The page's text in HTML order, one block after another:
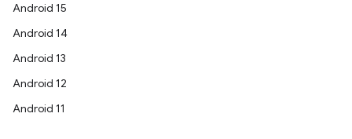
Android 15
Android 14
Android 13
Android 12
Android 11